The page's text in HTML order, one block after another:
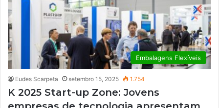
Embalagens Flexíveis
Eudes Scarpeta setembro 15, 2025 1.754
K 2025 Start-up Zone: Jovens